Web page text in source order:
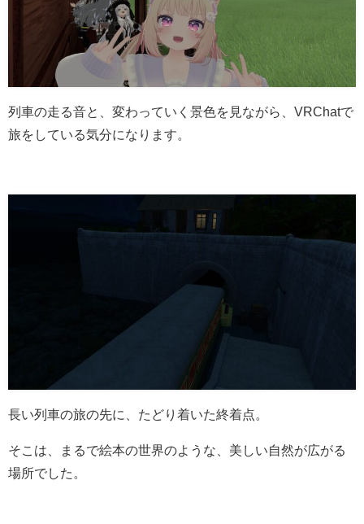
列車の走る音と、変わっていく景色を見ながら、VRChatで
旅をしている気分になります。
長い列車の旅の先に、たどり着いた終着点。
そこは、まるで絵本の世界のような、美しい自然が広がる
場所でした。